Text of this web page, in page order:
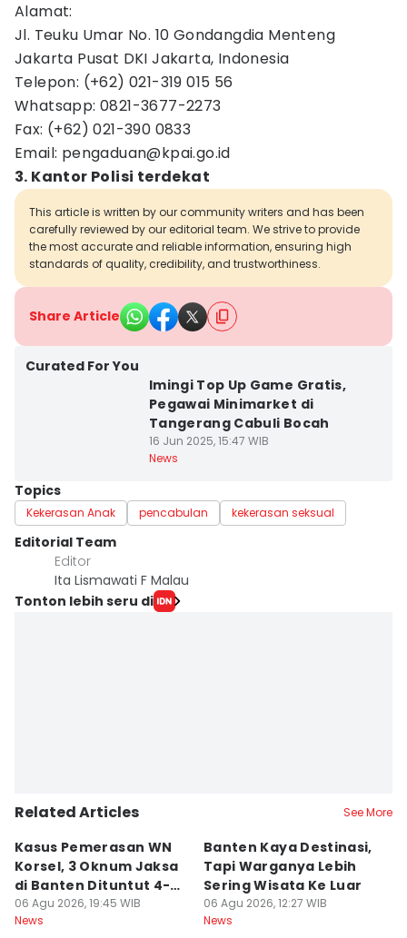
Alamat:
Jl. Teuku Umar No. 10 Gondangdia Menteng
Jakarta Pusat DKI Jakarta, Indonesia
Telepon: (+62) 021-319 015 56
Whatsapp: 0821-3677-2273
Fax: (+62) 021-390 0833
Email: pengaduan@kpai.go.id
3. Kantor Polisi terdekat
This article is written by our community writers and has been
carefully reviewed by our editorial team. We strive to provide
the most accurate and reliable information, ensuring high
standards of quality, credibility, and trustworthiness.
Share Article
Curated For You
Imingi Top Up Game Gratis,
Pegawai Minimarket di
Tangerang Cabuli Bocah
16 Jun 2025, 15:47 WIB
News
Topics
Kekerasan Anak pencabulan kekerasan seksual
Editorial Team
Editor
Ita Lismawati F Malau
Tonton lebih seru di
Related Articles See More
Kasus Pemerasan WN
Korsel, 3 Oknum Jaksa
di Banten Dituntut 4-5
Tahun
06 Agu 2026, 19:45 WIB
News
Banten Kaya Destinasi,
Tapi Warganya Lebih
Sering Wisata Ke Luar
06 Agu 2026, 12:27 WIB
News